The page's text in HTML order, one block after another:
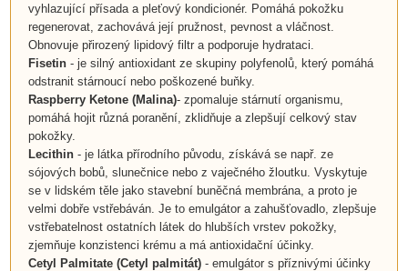
vyhlazující přísada a pleťový kondicionér. Pomáhá pokožku
regenerovat, zachovává její pružnost, pevnost a vláčnost.
Obnovuje přirozený lipidový filtr a podporuje hydrataci.
Fisetin - je silný antioxidant ze skupiny polyfenolů, který pomáhá
odstranit stárnoucí nebo poškozené buňky.
Raspberry Ketone (Malina)- zpomaluje stárnutí organismu,
pomáhá hojit různá poranění, zklidňuje a zlepšují celkový stav
pokožky.
Lecithin- je látka přírodního původu, získává se např. ze
sójových bobů, slunečnice nebo z vaječného žloutku. Vyskytuje
se v lidském těle jako stavební buněčná membrána, a proto je
velmi dobře vstřebáván. Je to emulgátor a zahušťovadlo, zlepšuje
vstřebatelnost ostatních látek do hlubších vrstev pokožky,
zjemňuje konzistenci krému a má antioxidační účinky.
Cetyl Palmitate (Cetyl palmitát)- emulgátor s příznivými účinky